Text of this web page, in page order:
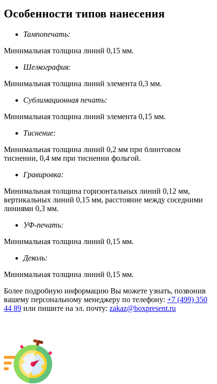
Особенности типов нанесения
Тампопечать:
Минимальная толщина линий 0,15 мм.
Шелкография:
Минимальная толщина линий элемента 0,3 мм.
Сублимационная печать:
Минимальная толщина линий элемента 0,15 мм.
Тиснение:
Минимальная толщина линий 0,2 мм при блинтовом
тиснении, 0,4 мм при тиснении фольгой.
Гравировка:
Минимальная толщина горизонтальных линий 0,12 мм,
вертикальных линий 0,15 мм, расстояние между соседними
линиями 0,3 мм.
УФ-печать:
Минимальная толщина линий 0,15 мм.
Деколь:
Минимальная толщина линий 0,15 мм.
Более подробную информацию Вы можете узнать, позвонив
вашему персональному менеджеру по телефону: +7 (499) 350
44 89 или пишите на эл. почту: zakaz@boxpresent.ru